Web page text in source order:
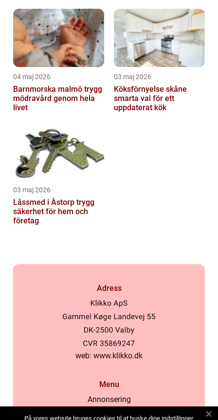
04 maj 2026
Barnmorska malmö trygg
mödravård genom hela
livet
03 maj 2026
Köksförnyelse skåne
smarta val för ett
uppdaterat kök
03 maj 2026
Låssmed i Åstorp trygg
säkerhet för hem och
företag
Adress
web: www.klikko.dk
Menu
Annonsering
På vores website bruges cookies til at huske dine indstillinger,